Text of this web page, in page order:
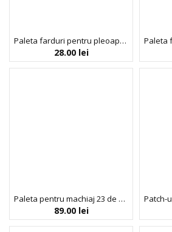
Paleta farduri pentru pleoape, 16 nuante, Nudes, Colour Spell by Profusion,5.2 g
28.00 lei
Paleta pentru machiaj 23 de nunate, Candy Kisses, Profusion, 26 g
89.00 lei